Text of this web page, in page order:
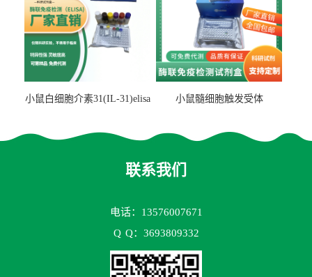
小鼠白细胞介素31(IL-31)elisa
小鼠髓细胞触发受体
联系我们
电话：13576007671
Q Q：3693809332